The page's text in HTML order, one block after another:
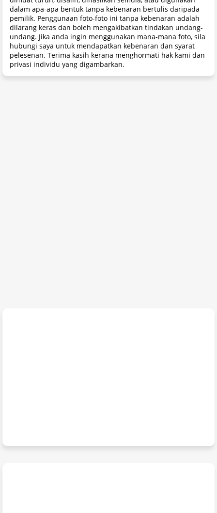
dalam apa-apa bentuk tanpa kebenaran bertulis daripada
pemilik. Penggunaan foto-foto ini tanpa kebenaran adalah
dilarang keras dan boleh mengakibatkan tindakan undang-
undang. Jika anda ingin menggunakan mana-mana foto, sila
hubungi saya untuk mendapatkan kebenaran dan syarat
pelesenan. Terima kasih kerana menghormati hak kami dan
privasi individu yang digambarkan.